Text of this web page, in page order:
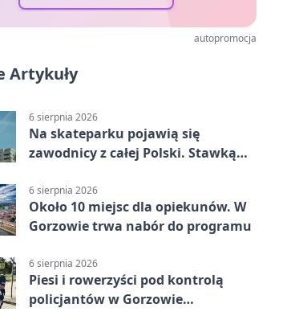
autopromocja
Artykuły
6 sierpnia 2026
Na skateparku pojawią się
zawodnicy z całej Polski. Stawką
6 sierpnia 2026
Około 10 miejsc dla opiekunów. W
Gorzowie trwa nabór do programu
6 sierpnia 2026
Piesi i rowerzyści pod kontrolą
policjantów w Gorzowie